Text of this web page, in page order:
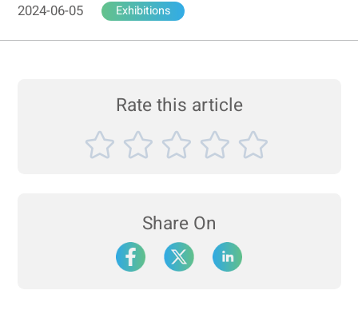
2024-06-05 Exhibitions
Rate this article
Share On